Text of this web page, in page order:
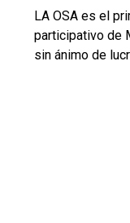
LA OSA es el
participativo de
sin ánimo de